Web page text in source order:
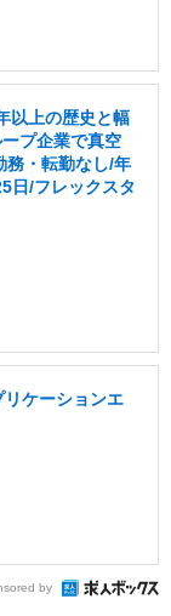
以上の歴史と幅
プ企業で真空
務・転勤なし/年
日/フレックスタ
ケーションエ
by